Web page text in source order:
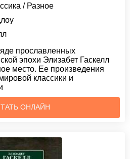
/ Разное
прославленных
эпохи Элизабет Гаскелл
место. Ее произведения
классики и
ОНЛАЙН